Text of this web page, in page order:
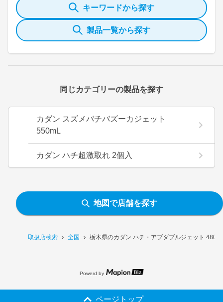
取扱店検索 全国 栃木県のカダン ハチ・アブダブルジェット
キーワードから探す
製品一覧から探す
同じカテゴリーの製品を探す
カダン スズメバチバズーカジェット
550mL
カダン ハチ超激取れ 2個入
地図で店舗を探す
Powerd by
ページトップ